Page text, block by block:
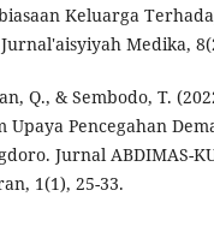
Keluarga
Medika,
Q., & Sembodo, T.
Pencegahan
Jurnal ABDIMAS-
1(1), 25-33.